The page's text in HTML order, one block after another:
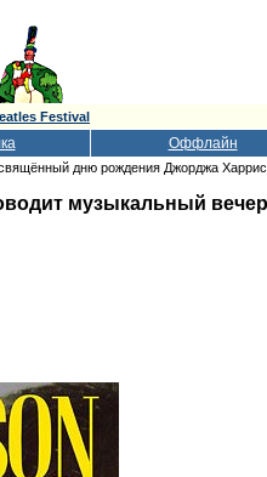
Festival
Оффлайн
дню рождения Джорджа
музыкальный